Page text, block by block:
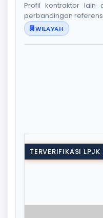
Profil kontraktor lain
perbandingan
WILAYAH
TERVERIFIKASI LPJK